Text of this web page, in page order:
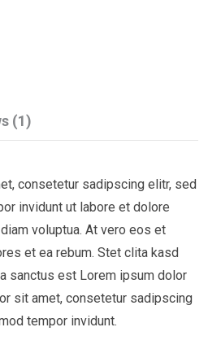
(1)
consetetur sadipscing elitr, sed
invidunt ut labore et dolore
voluptua. At vero eos et
et ea rebum. Stet clita kasd
sanctus est Lorem ipsum dolor
sit amet, consetetur sadipscing
tempor invidunt.